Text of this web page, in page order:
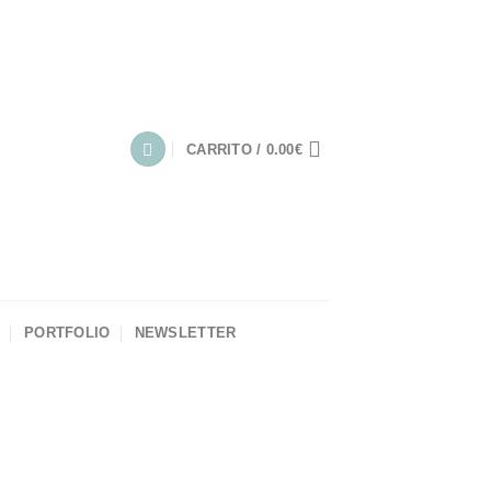
CARRITO / 0.00€
PORTFOLIO NEWSLETTER